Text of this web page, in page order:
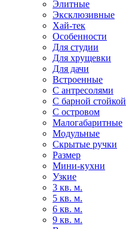
Элитные
Эксклюзивные
Хай-тек
Особенности
Для студии
Для хрущевки
Для дачи
Встроенные
С антресолями
С барной стойкой
С островом
Малогабаритные
Модульные
Скрытые ручки
Размер
Мини-кухни
Узкие
3 кв. м.
5 кв. м.
6 кв. м.
9 кв. м.